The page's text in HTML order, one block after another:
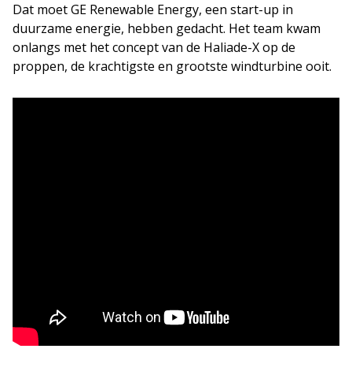
Dat moet GE Renewable Energy, een start-up in
duurzame energie, hebben gedacht. Het team kwam
onlangs met het concept van de Haliade-X op de
proppen, de krachtigste en grootste windturbine ooit.